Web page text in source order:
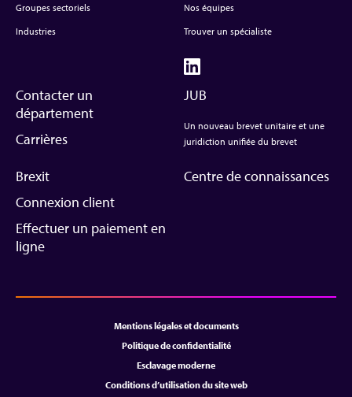
Groupes sectoriels
Industries
Nos équipes
Trouver un spécialiste
Contacter un
département
Carrières
JUB
Un nouveau brevet unitaire et une
juridiction unifiée du brevet
Brexit
Connexion client
Effectuer un paiement en
ligne
Centre de connaissances
Mentions légales et documents
Politique de confidentialité
Esclavage moderne
Conditions d’utilisation du site web